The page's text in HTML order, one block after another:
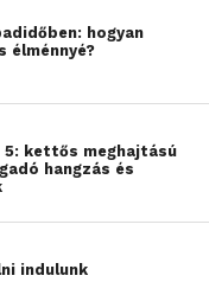
egy eszköz a
hogy új
a táj
letérni, elmerülni
forradalomnak
és érzés, amit
hogyan
élménnyé?
5: kettős meghajtású
hangzás és
indulunk